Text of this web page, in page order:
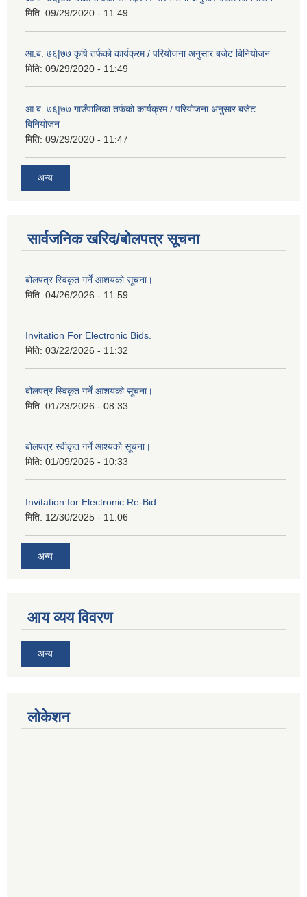
मिति: 09/29/2020 - 11:49
आ.ब. ७६|७७ कृषि तर्फको कार्यक्रम / परियोजना अनुसार बजेट बिनियोजन
मिति: 09/29/2020 - 11:49
आ.ब. ७६|७७ गाउँपालिका तर्फको कार्यक्रम / परियोजना अनुसार बजेट
बिनियोजन
मिति: 09/29/2020 - 11:47
अन्य
सार्वजनिक खरिद/बोलपत्र सूचना
बोलपत्र स्विकृत गर्ने आशयको सूचना।
मिति: 04/26/2026 - 11:59
Invitation For Electronic Bids.
मिति: 03/22/2026 - 11:32
बोलपत्र स्विकृत गर्ने आशयको सूचना।
मिति: 01/23/2026 - 08:33
बोलपत्र स्वीकृत गर्ने आश्यको सूचना।
मिति: 01/09/2026 - 10:33
Invitation for Electronic Re-Bid
मिति: 12/30/2025 - 11:06
अन्य
आय व्यय विवरण
अन्य
लोकेशन